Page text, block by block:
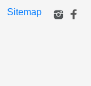
Sitemap